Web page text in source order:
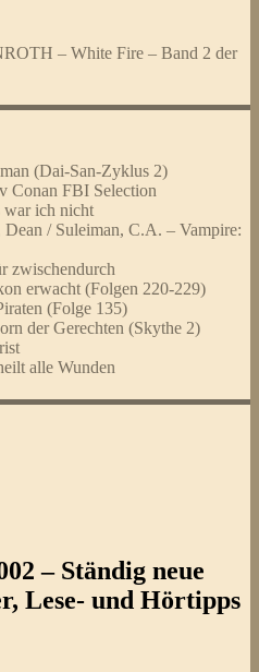
– White Fire – Band 2 der
(Dai-San-Zyklus 2)
Conan FBI Selection
war ich nicht
/ Suleiman, C.A. – Vampire:
zwischendurch
erwacht (Folgen 220-229)
(Folge 135)
der Gerechten (Skythe 2)
alle Wunden
– Ständig neue
Lese- und Hörtipps